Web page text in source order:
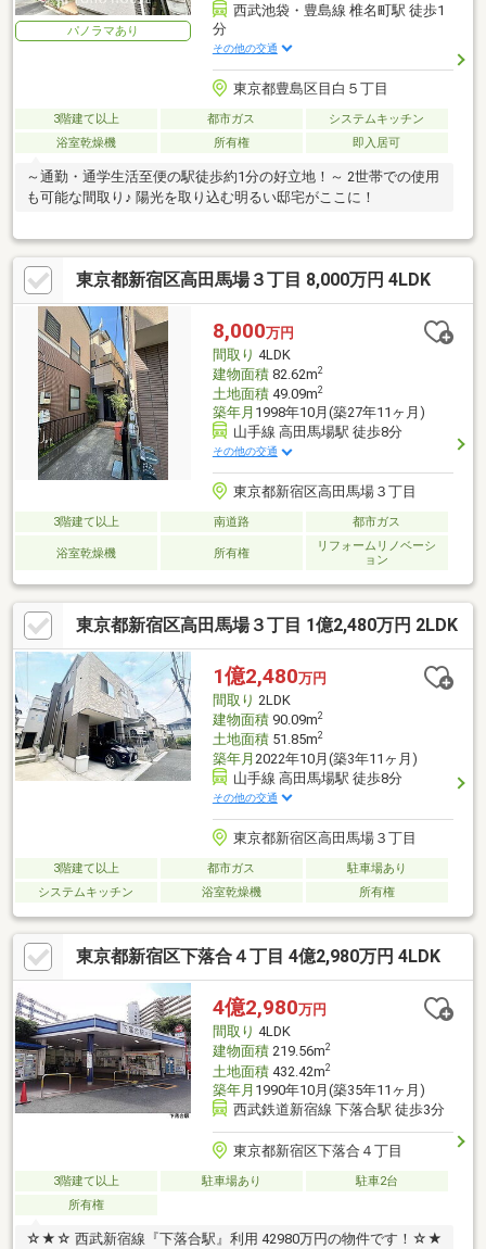
パノラマあり
西武池袋・豊島線 椎名町駅 徒歩1
分
その他の交通
東京都豊島区目白５丁目
3階建て以上 都市ガス
システムキッチン
浴室乾燥機
所有権 即入居可
～通勤・通学生活至便の駅徒歩約1分の好立地！～ 2世帯での使用
も可能な間取り♪ 陽光を取り込む明るい邸宅がここに！
東京都新宿区高田馬場３丁目 8,000万円 4LDK
8,000万円
間取り 4LDK
建物面積82.62m2
土地面積49.09m2
築年月 1998年10月(築27年11ヶ月)
山手線 高田馬場駅 徒歩8分
その他の交通
東京都新宿区高田馬場３丁目
3階建て以上 南道路 都市ガス
浴室乾燥機 所有権
リフォームリノベーシ
ョン
東京都新宿区高田馬場３丁目 1億2,480万円 2LDK
1億2,480万円
間取り 2LDK
建物面積90.09m2
土地面積51.85m2
築年月 2022年10月(築3年11ヶ月)
山手線 高田馬場駅 徒歩8分
その他の交通
東京都新宿区高田馬場３丁目
3階建て以上 都市ガス
駐車場あり
システムキッチン
浴室乾燥機 所有権
東京都新宿区下落合４丁目 4億2,980万円 4LDK
4億2,980万円
間取り 4LDK
建物面積219.56m2
土地面積432.42m2
築年月 1990年10月(築35年11ヶ月)
西武鉄道新宿線 下落合駅 徒歩3分
東京都新宿区下落合４丁目
3階建て以上 駐車場あり
駐車2台
所有権
☆★☆ 西武新宿線『下落合駅』利用 42980万円の物件です！☆★